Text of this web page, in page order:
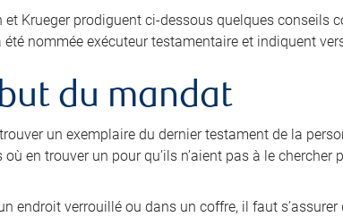
et Krueger prodiguent ci-dessous quelques conseils
été nommée exécuteur testamentaire et indiquent
du mandat
un exemplaire du dernier testament de la
en trouver un pour qu’ils n’aient pas à le chercher
endroit verrouillé ou dans un coffre, il faut s’assurer